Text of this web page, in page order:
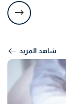
شاهد المزيد